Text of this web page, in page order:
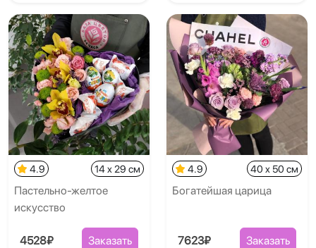
4.9 14 x 29 см
Пастельно-желтое
искусство
4528₽ Заказать
4.9 40 x 50 см
Богатейшая царица
7623₽ Заказать